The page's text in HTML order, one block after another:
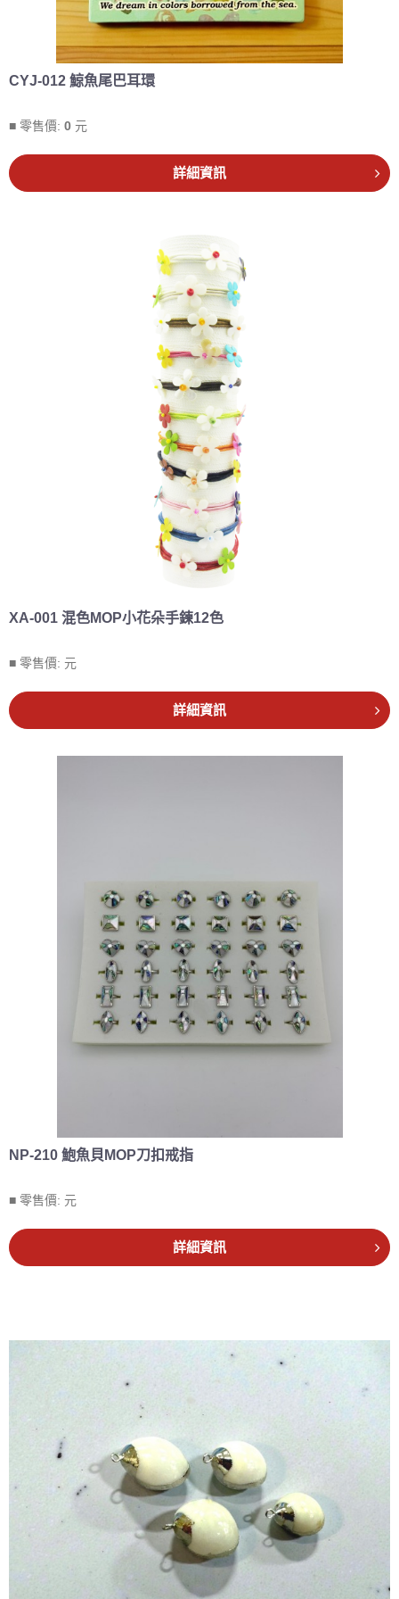
CYJ-012 鯨魚尾巴耳環
■ 零售價: 0 元
詳細資訊
XA-001 混色MOP小花朵手鍊12色
■ 零售價: 元
詳細資訊
NP-210 鮑魚貝MOP刀扣戒指
■ 零售價: 元
詳細資訊